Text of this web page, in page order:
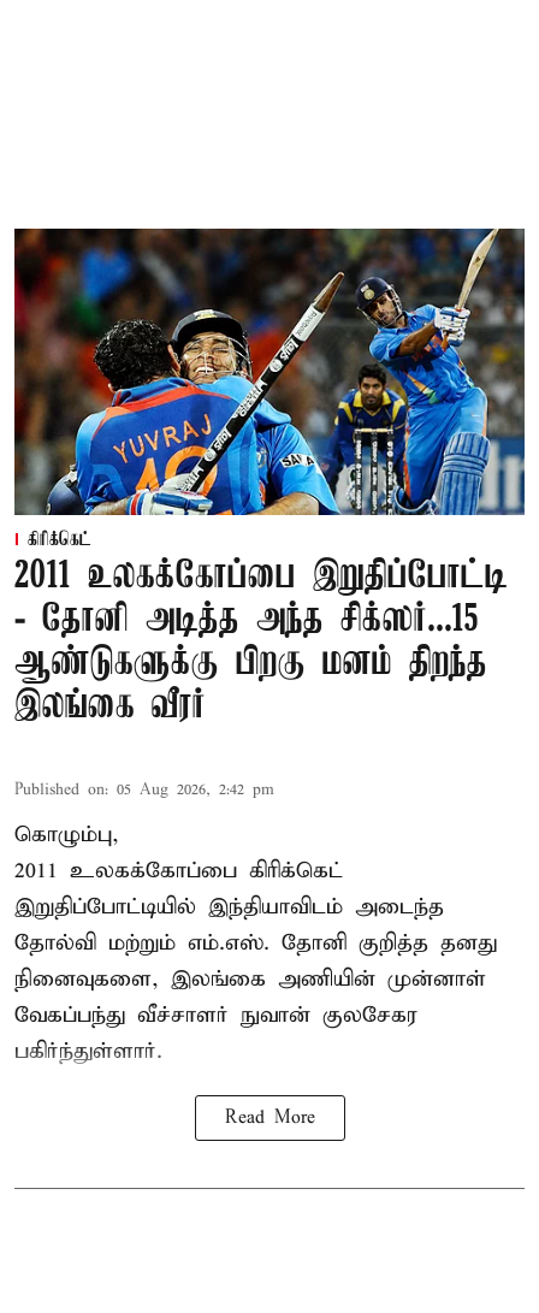
கிரிக்கெட்
2011 உலகக்கோப்பை இறுதிப்போட்டி
- தோனி அடித்த அந்த சிக்ஸர்...15
ஆண்டுகளுக்கு பிறகு மனம் திறந்த
இலங்கை வீரர்
Published on: 05 Aug 2026, 2:42 pm
கொழும்பு,
2011 உலகக்கோப்பை கிரிக்கெட்
இறுதிப்போட்டியில் இந்தியாவிடம் அடைந்த
தோல்வி மற்றும் எம்.எஸ். தோனி குறித்த தனது
நினைவுகளை, இலங்கை அணியின் முன்னாள்
வேகப்பந்து வீச்சாளர் நுவான் குலசேகர
பகிர்ந்துள்ளார்.
Read More